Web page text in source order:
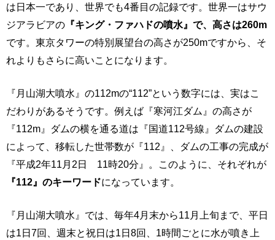
は日本一であり、世界でも4番目の記録です。世界一はサウ
ジアラビアの 『キング・ファハドの噴水』で、高さは260m
です。東京タワーの特別展望台の高さが250mですから、そ
れよりもさらに高いことになります。
『月山湖大噴水』の112mの“112”という数字には、実はこ
だわりがあるそうです。例えば『寒河江ダム』の高さが
『112m』ダムの横を通る道は『国道112号線』ダムの建設
によって、移転した世帯数が『112』、ダムの工事の完成が
『平成2年11月2日 11時20分』。このように、それぞれが
『112』のキーワードになっています。
『月山湖大噴水』では、毎年4月末から11月上旬まで、平日
は1日7回、週末と祝日は1日8回、1時間ごとに水が噴き上